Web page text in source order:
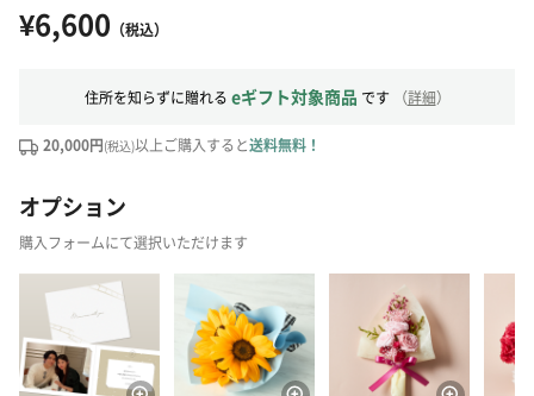
¥6,600 （税込）
住所を知らずに贈れる eギフト対象商品 です （詳細）
20,000円(税込)以上ご購入すると送料無料！
オプション
購入フォームにて選択いただけます